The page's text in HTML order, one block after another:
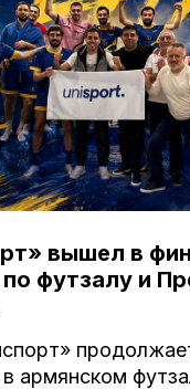
вышел в
футзалу и
армянском